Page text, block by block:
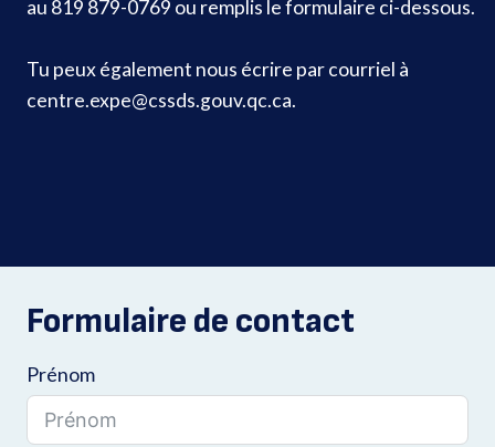
au 819 879-0769 ou remplis le formulaire ci-dessous.
Tu peux également nous écrire par courriel à
centre.expe@cssds.gouv.qc.ca.
Formulaire de contact
Prénom